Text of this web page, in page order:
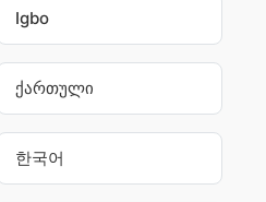
Igbo
ქართული
한국어